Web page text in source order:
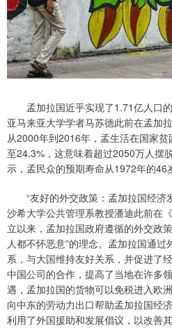
孟加拉国近乎实现了1.71亿人口
亚马来亚大学学者马苏德此前在孟加
从2000年到2016年，孟生活在国家
至24.3%，这意味着超过2050万人摆
示，孟民众的预期寿命从1972年的46
“友好的外交政策：孟加拉国经济
沙希大学公共管理系教授潘迪此前在
立以来，孟加拉国政府遵循的外交政
人都不怀恶意”的理念。孟加拉国通
系，与大国维持友好关系，并促进了
中国公司的合作，提高了当地在许多
遇，孟加拉国的货物可以免税进入欧
向中东的劳动力出口帮助孟加拉国经
利用了外国援助和发展倡议，以改善其